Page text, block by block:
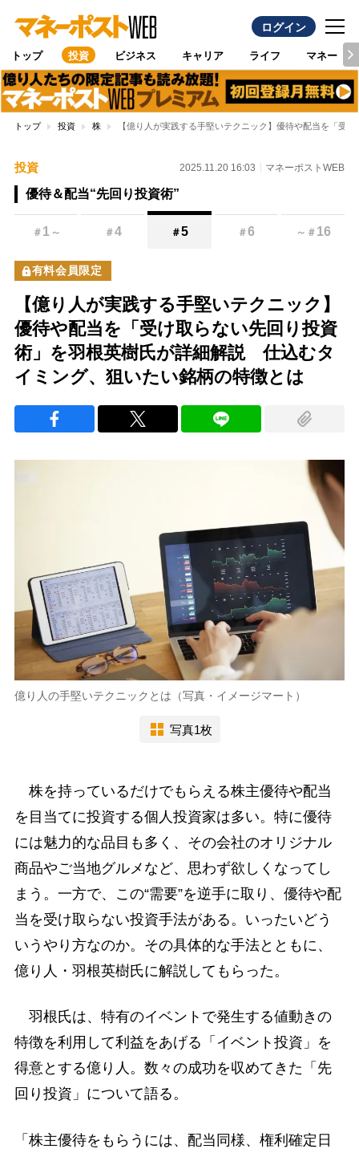
ログイン
トップ 投資 ビジネス キャリア ライフ マネー
トップ 投資 株 【億り人が実践する手堅いテクニック】優待や配当を「
投資 2025.11.20 16:03 マネーポストWEB
優待＆配当“先回り投資術”
＃ 1 ～ ＃4 ＃5 ＃6 ～ ＃ 16
有料会員限定
【億り人が実践する手堅いテクニック】
優待や配当を「受け取らない先回り投資
術」を羽根英樹氏が詳細解説 仕込むタ
イミング、狙いたい銘柄の特徴とは
億り人の手堅いテクニックとは（写真・イメージマート）
写真1枚
株を持っているだけでもらえる株主優待や配当
を目当てに投資する個人投資家は多い。特に優待
には魅力的な品目も多く、その会社のオリジナル
商品やご当地グルメなど、思わず欲しくなってし
まう。一方で、この“需要”を逆手に取り、優待や配
当を受け取らない投資手法がある。いったいどう
いうやり方なのか。その具体的な手法とともに、
億り人・羽根英樹氏に解説してもらった。
羽根氏は、特有のイベントで発生する値動きの
特徴を利用して利益をあげる「イベント投資」を
得意とする億り人。数々の成功を収めてきた「先
回り投資」について語る。
「株主優待をもらうには、配当同様、権利確定日